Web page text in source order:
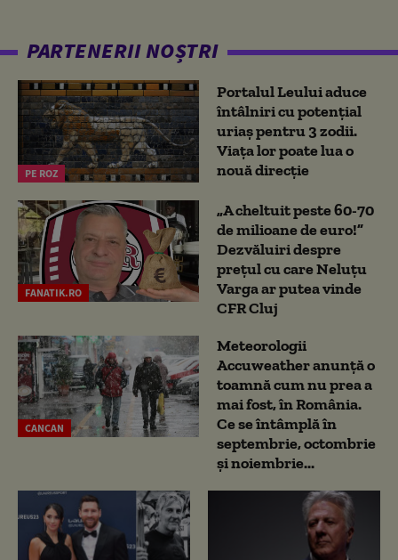
PARTENERII NOȘTRI
PE ROZ
Portalul Leului aduce
întâlniri cu potențial
uriaș pentru 3 zodii.
Viața lor poate lua o
nouă direcție
FANATIK.RO
„A cheltuit peste 60-70
de milioane de euro!”
Dezvăluiri despre
prețul cu care Neluțu
Varga ar putea vinde
CFR Cluj
CANCAN
Meteorologii
Accuweather anunță o
toamnă cum nu prea a
mai fost, în România.
Ce se întâmplă în
septembrie, octombrie
și noiembrie...